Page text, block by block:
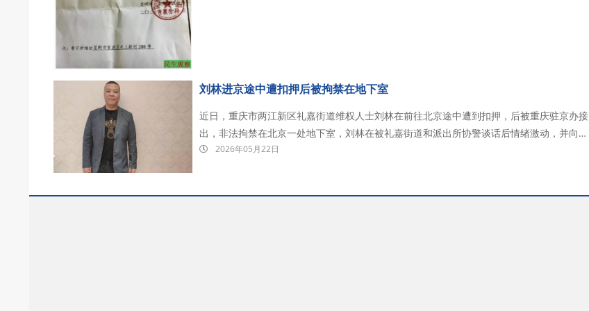
刘林进京途中遭扣押后被拘禁在地下室
近日，重庆市两江新区礼嘉街道维权人士刘林在前往北京途中遭到扣押，后被重庆驻京办接
出，非法拘禁在北京一处地下室，刘林在被礼嘉街道和派出所协警谈话后情绪激动，并向外
发出求救。 2026年5月20日，刘林在在河北省燕郊检查站进京时候被扣押，检查站联系礼
2026年05月22日